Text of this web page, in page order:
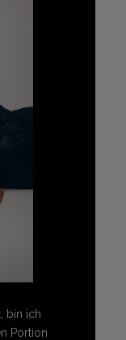
bin ich
Portion